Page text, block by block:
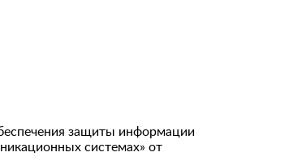
защиты информации
системах» от